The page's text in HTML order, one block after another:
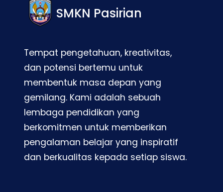
SMKN Pasirian
Tempat pengetahuan, kreativitas,
dan potensi bertemu untuk
membentuk masa depan yang
gemilang. Kami adalah sebuah
lembaga pendidikan yang
berkomitmen untuk memberikan
pengalaman belajar yang inspiratif
dan berkualitas kepada setiap siswa.